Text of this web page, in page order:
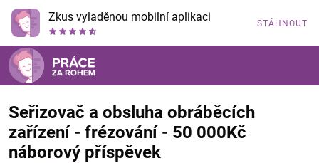
Zkus vyladěnou mobilní aplikaci STÁHNOUT
Seřizovač a obsluha obráběcích
zařízení - frézování - 50 000Kč
náborový příspěvek